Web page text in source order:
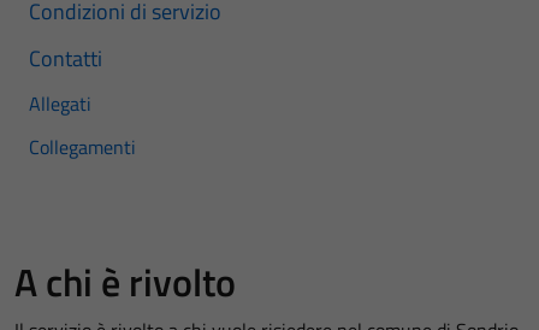
Condizioni di servizio
Contatti
Allegati
Collegamenti
A chi è rivolto